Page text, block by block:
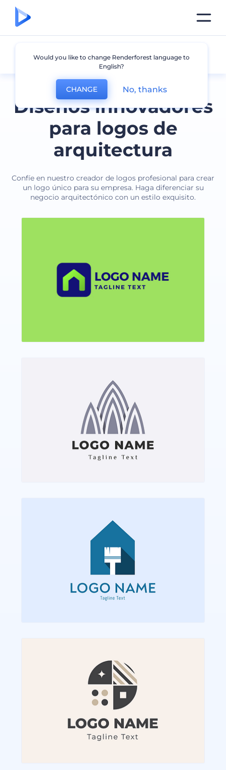
Diseños innovadores
para logos de
arquitectura
Confíe en nuestro creador de logos profesional para crear
un logo único para su empresa. Haga diferenciar su
negocio arquitectónico con un estilo exquisito.
Arquitectura
Would you like to change Renderforest language to
English?
CHANGE No, thanks